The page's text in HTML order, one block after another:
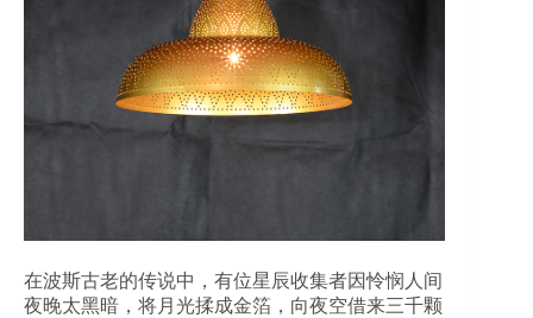
在波斯古老的传说中，有位星辰收集者因怜悯人间
夜晚太黑暗，将月光揉成金箔，向夜空借来三千颗